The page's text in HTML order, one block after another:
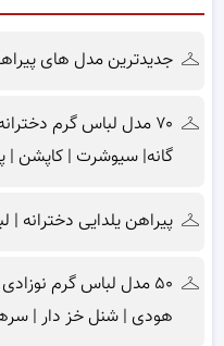
جدیدترین مدل های
۷۰ مدل لباس گرم
گانه| سیوشرت | کاپشن |
پیراهن یلدایی دخترانه
۵۰ مدل لباس گرم
هودی | شنل خز دار |